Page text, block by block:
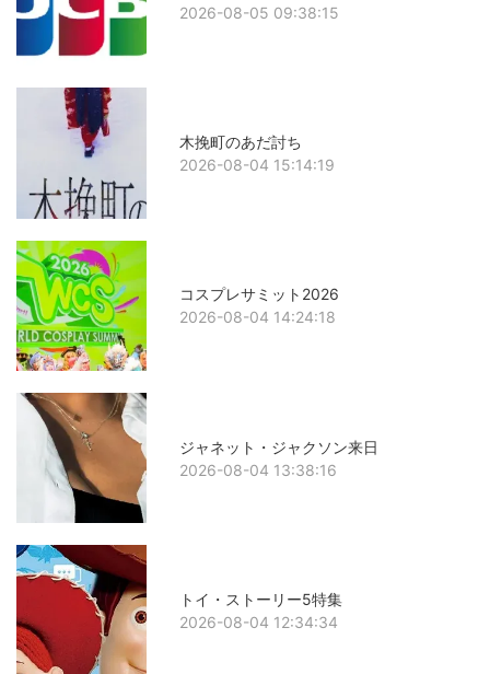
2026-08-05 09:38:15
木挽町のあだ討ち
2026-08-04 15:14:19
コスプレサミット2026
2026-08-04 14:24:18
ジャネット・ジャクソン来日
2026-08-04 13:38:16
トイ・ストーリー5特集
2026-08-04 12:34:34